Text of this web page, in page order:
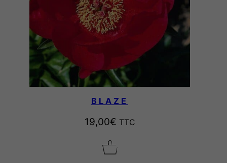
BLAZE
19,00€ TTC